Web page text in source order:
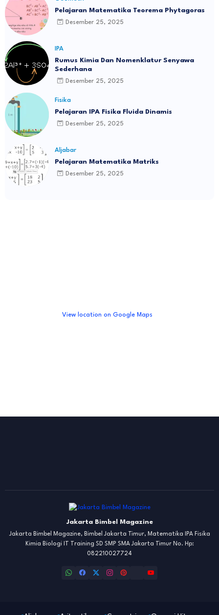
Pelajaran Matematika Teorema Phytagoras
Desember 25, 2025
IPA
Rumus Kimia Dan Nomenklatur Senyawa
Sederhana
Desember 25, 2025
Fisika
Pelajaran IPA Fisika Fluida Dinamis
Desember 25, 2025
Aljabar
Pelajaran Matematika Matriks
Desember 25, 2025
View location on Google Maps
Jakarta Bimbel Magazine
Jakarta Bimbel Magazine, Bimbel Jakarta Timur, Matematika IPA Fisika
Kimia Biologi IT Training SD SMP SMA Jakarta Timur No. Hp:
082210027724